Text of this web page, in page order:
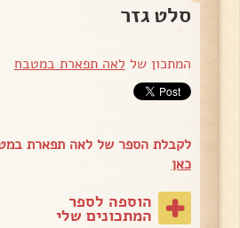
סלט גזר
המתכון של לאה תפארת במטבח
לקבלת הספר של לאה תפארת
כאן
הוספה לספר
המתכונים שלי